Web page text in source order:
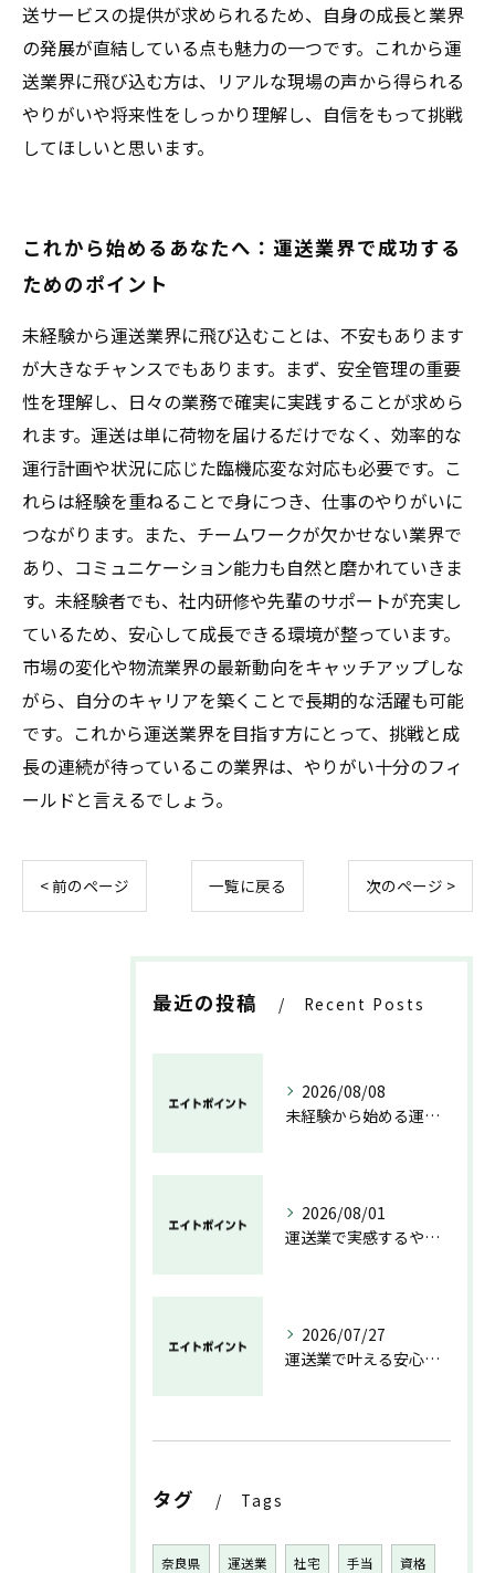
送サービスの提供が求められるため、自身の成長と業界
の発展が直結している点も魅力の一つです。これから運
送業界に飛び込む方は、リアルな現場の声から得られる
やりがいや将来性をしっかり理解し、自信をもって挑戦
してほしいと思います。
これから始めるあなたへ：運送業界で成功する
ためのポイント
未経験から運送業界に飛び込むことは、不安もあります
が大きなチャンスでもあります。まず、安全管理の重要
性を理解し、日々の業務で確実に実践することが求めら
れます。運送は単に荷物を届けるだけでなく、効率的な
運行計画や状況に応じた臨機応変な対応も必要です。こ
れらは経験を重ねることで身につき、仕事のやりがいに
つながります。また、チームワークが欠かせない業界で
あり、コミュニケーション能力も自然と磨かれていきま
す。未経験者でも、社内研修や先輩のサポートが充実し
ているため、安心して成長できる環境が整っています。
市場の変化や物流業界の最新動向をキャッチアップしな
がら、自分のキャリアを築くことで長期的な活躍も可能
です。これから運送業界を目指す方にとって、挑戦と成
長の連続が待っているこの業界は、やりがい十分のフィ
ールドと言えるでしょう。
< 前のページ 一覧に戻る 次のページ >
最近の投稿 Recent Posts
2026/08/08
未経験から始める運送業の安心と成長の道
2026/08/01
運送業で実感するやりがいと成長の魅力
2026/07/27
運送業で叶える安心と成長のキャリア
タグ Tags
奈良県 運送業 社宅 手当 資格